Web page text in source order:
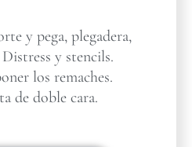
y pega, plegadera,
y stencils.
los remaches.
de doble cara.